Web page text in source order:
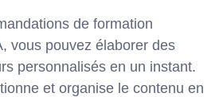
de formation
vous pouvez élaborer des
personnalisés en un instant.
et organise le contenu en